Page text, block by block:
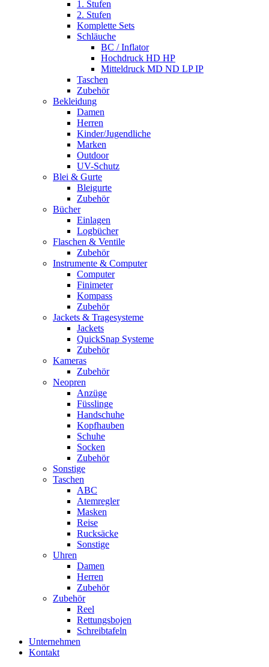
1. Stufen
2. Stufen
Komplette Sets
Schläuche
BC / Inflator
Hochdruck HD HP
Mitteldruck MD ND LP IP
Taschen
Zubehör
Bekleidung
Damen
Herren
Kinder/Jugendliche
Marken
Outdoor
UV-Schutz
Blei & Gurte
Bleigurte
Zubehör
Bücher
Einlagen
Logbücher
Flaschen & Ventile
Zubehör
Instrumente & Computer
Computer
Finimeter
Kompass
Zubehör
Jackets & Tragesysteme
Jackets
QuickSnap Systeme
Zubehör
Kameras
Zubehör
Neopren
Anzüge
Füsslinge
Handschuhe
Kopfhauben
Schuhe
Socken
Zubehör
Sonstige
Taschen
ABC
Atemregler
Masken
Reise
Rucksäcke
Sonstige
Uhren
Damen
Herren
Zubehör
Zubehör
Reel
Rettungsbojen
Schreibtafeln
Unternehmen
Kontakt